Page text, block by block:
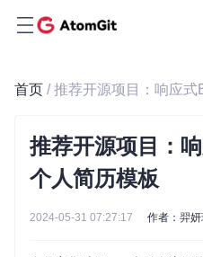
首页 / 推荐开源项目：响应式
推荐开源项目：
个人简历模板
2024-05-31 07:27:17 作者：羿